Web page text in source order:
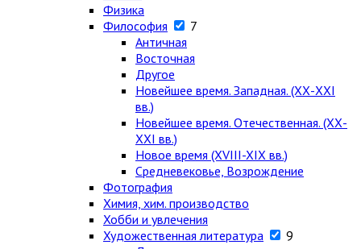
Физика
Философия
7
Античная
Восточная
Другое
Новейшее время. Западная. (ХХ-ХХI
вв.)
Новейшее время. Отечественная. (ХХ-
ХХI вв.)
Новое время (XVIII-XIX вв.)
Средневековье, Возрождение
Фотография
Химия, хим. производство
Хобби и увлечения
Художественная литература
9